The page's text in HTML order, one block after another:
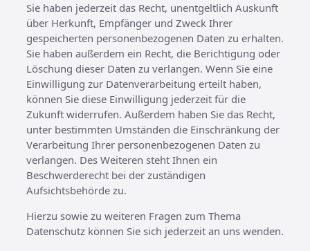
Sie haben jederzeit das Recht, unentgeltlich Auskunft
über Herkunft, Empfänger und Zweck Ihrer
gespeicherten personenbezogenen Daten zu erhalten.
Sie haben außerdem ein Recht, die Berichtigung oder
Löschung dieser Daten zu verlangen. Wenn Sie eine
Einwilligung zur Datenverarbeitung erteilt haben,
können Sie diese Einwilligung jederzeit für die
Zukunft widerrufen. Außerdem haben Sie das Recht,
unter bestimmten Umständen die Einschränkung der
Verarbeitung Ihrer personenbezogenen Daten zu
verlangen. Des Weiteren steht Ihnen ein
Beschwerderecht bei der zuständigen
Aufsichtsbehörde zu.
Hierzu sowie zu weiteren Fragen zum Thema
Datenschutz können Sie sich jederzeit an uns wenden.